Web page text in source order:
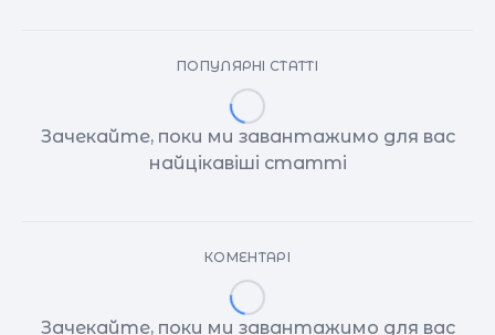
ПОПУЛЯРНІ СТАТТІ
Зачекайте, поки ми завантажимо для вас
найцікавіші статті
КОМЕНТАРІ
Зачекайте, поки ми завантажимо для вас